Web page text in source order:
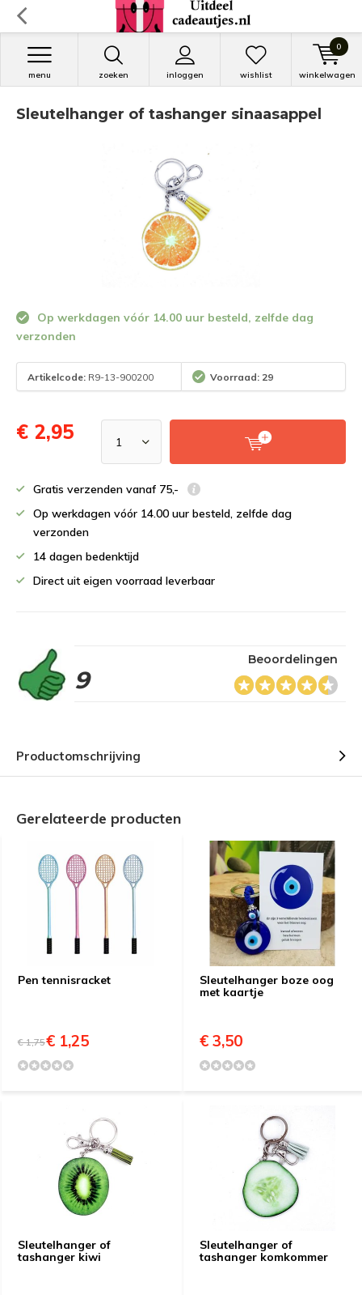
zoeken inloggen
menu wishlist winkelwagen
0
Sleutelhanger of tashanger sinaasappel
Op werkdagen vóór 14.00 uur besteld, zelfde dag
verzonden
Artikelcode: R9-13-900200 Voorraad: 29
€ 2,95
Gratis verzenden vanaf 75,-
Op werkdagen vóór 14.00 uur besteld, zelfde dag
verzonden
14 dagen bedenktijd
Direct uit eigen voorraad leverbaar
9
Beoordelingen
Productomschrijving
Gerelateerde producten
Pen tennisracket
€ 1,75€ 1,25
Sleutelhanger boze oog
met kaartje
€ 3,50
Sleutelhanger of
tashanger kiwi
Sleutelhanger of
tashanger komkommer